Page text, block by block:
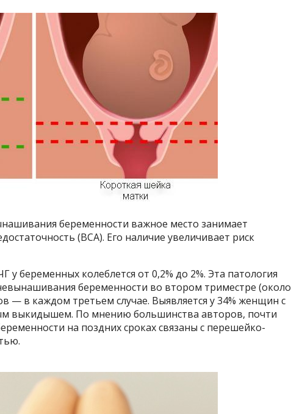
беременности важное место занимает
(ВСА). Его наличие увеличивает риск
у беременных колеблется от 0,2% до 2%. Эта патология
беременности во втором триместре (около
— в каждом третьем случае. Выявляется у 34% женщин с
выкидышем. По мнению большинства авторов, почти
на поздних сроках связаны с перешейко-